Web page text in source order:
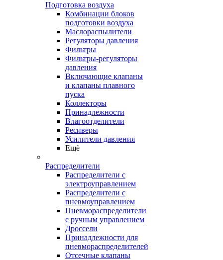
Подготовка воздуха
Комбинации блоков
подготовки воздуха
Маслораспылители
Регуляторы давления
Фильтры
Фильтры-регуляторы
давления
Включающие клапаны
и клапаны плавного
пуска
Коллекторы
Принадлежности
Влагоотделители
Ресиверы
Усилители давления
Ещё
Распределители
Распределители с
электроуправлением
Распределители с
пневмоуправлением
Пневмораспределители
с ручным управлением
Дроссели
Принадлежности для
пневмораспределителей
Отсечные клапаны